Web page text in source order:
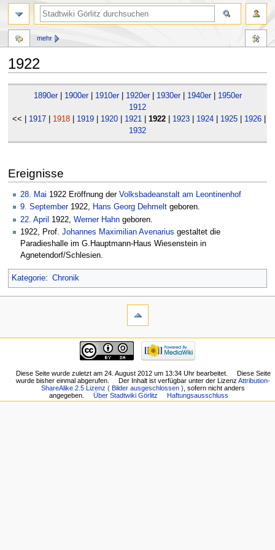
1922
Navigation
1890er| 1900er| 1910er| 1920er| 1930er| 1940er|
1950er
1912
<< | 1917 1918 1919 1920 1921 |1922 1923 1924 1925 1926
1932
Ereignisse
28. Mai 1922 Eröffnung der Volksbadeanstalt am Leontinenhof
9. September1922, Hans Georg Dehmelt geboren.
22. April
1922, Werner Hahn geboren.
1922, Prof. Johannes Maximilian Avenarius gestaltet die
Paradieshalle im G.Hauptmann-Haus Wiesenstein in
Agnetendorf/Schlesien.
Kategorie: Chronik
mehr
Diese Seite wurde zuletzt am 24. August 2012 um 13:34 Uhr bearbeitet.
Diese Seite
wurde bisher einmal abgerufen.
Der Inhalt ist verfügbar unter der LizenzAttribution-
ShareAlike 2.5 Lizenz ( Bilder ausgeschlossen ) , sofern nicht anders
angegeben.
Über Stadtwiki Görlitz Haftungsausschluss